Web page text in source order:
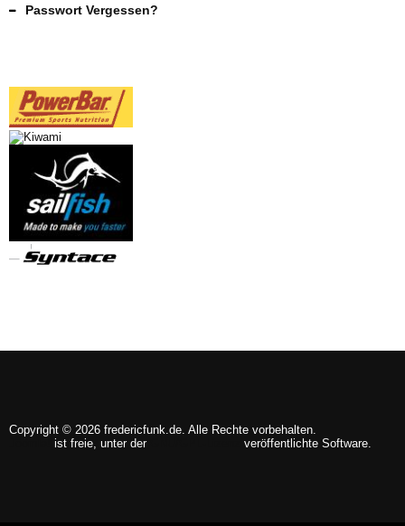
Passwort Vergessen?
Copyright © 2026 fredericfunk.de. Alle Rechte vorbehalten.
ist freie, unter der veröffentlichte Software.